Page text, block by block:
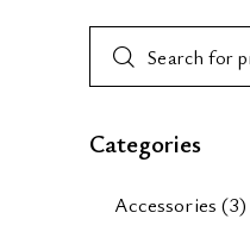
Categories
Accessories (3)